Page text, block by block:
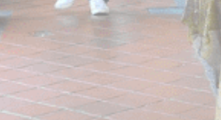
and consent
Identifier.
统计类
此类Cookie用于收集有关导航路径的用户信息，最终目标是
以汇总的方式分析统计信息，以改进网站
没有这种类型的cookie。
营销和广告类